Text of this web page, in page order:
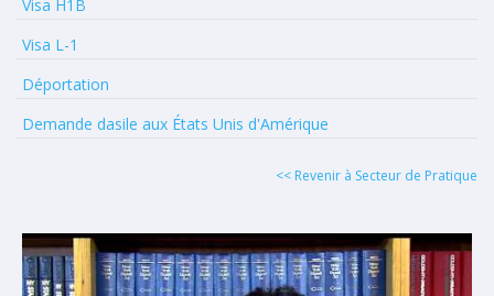
Visa H1B
Visa L-1
Déportation
Demande dasile aux États Unis d'Amérique
<< Revenir à Secteur de Pratique